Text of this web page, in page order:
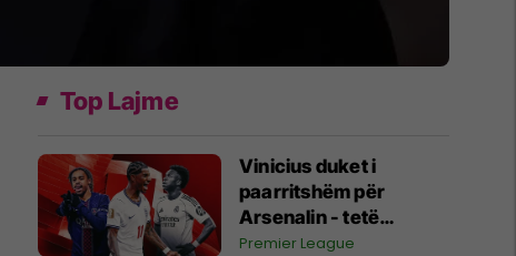
Top Lajme
Vinicius duket i
paarritshëm për
Arsenalin - tetë
alternativa si
Premier League